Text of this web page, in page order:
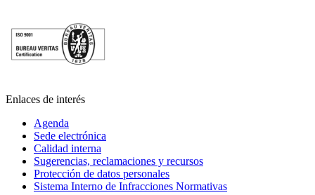
Enlaces de interés
Agenda
Sede electrónica
Calidad interna
Sugerencias, reclamaciones y recursos
Protección de datos personales
Sistema Interno de Infracciones Normativas